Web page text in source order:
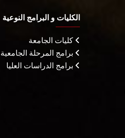
الكليات و البرامج النوعية
كليات الجامعة
برامج المرحلة الجامعية
برامج الدراسات العليا